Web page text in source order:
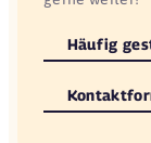
Häufig